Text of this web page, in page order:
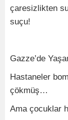
çaresizlikten
suçu!
Gazze’de
Hastaneler
çökmüş…
Ama çocuklar